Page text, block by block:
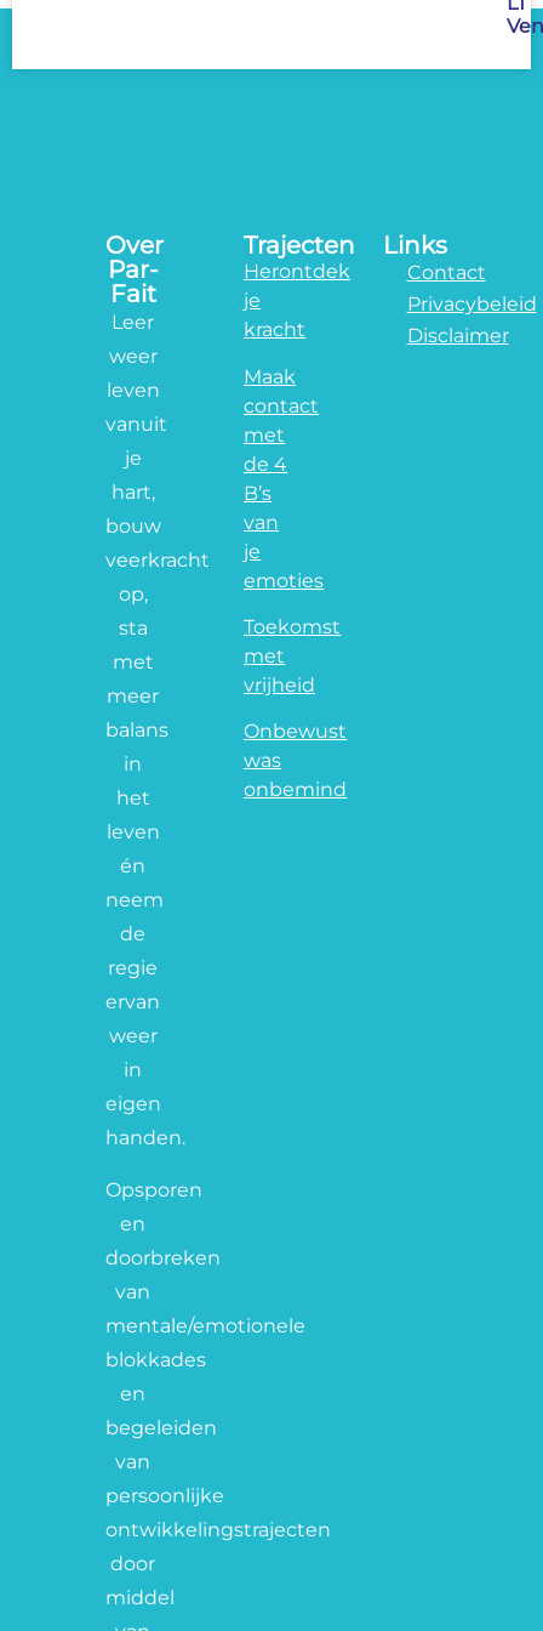
Over
Par-
Fait
Leer
weer
leven
vanuit
je
hart,
bouw
veerkracht
op,
sta
met
meer
balans
in
het
leven
én
neem
de
regie
ervan
weer
in
eigen
handen.
Opsporen
en
doorbreken
van
mentale/emotionele
blokkades
en
begeleiden
van
persoonlijke
ontwikkelingstrajecten
door
middel
Trajecten
Herontdek
je
kracht
Maak
contact
met
de 4
B’s
van
je
emoties
Toekomst
met
vrijheid
Onbewust
was
onbemind
Links
Contact
Privacybeleid
Disclaimer